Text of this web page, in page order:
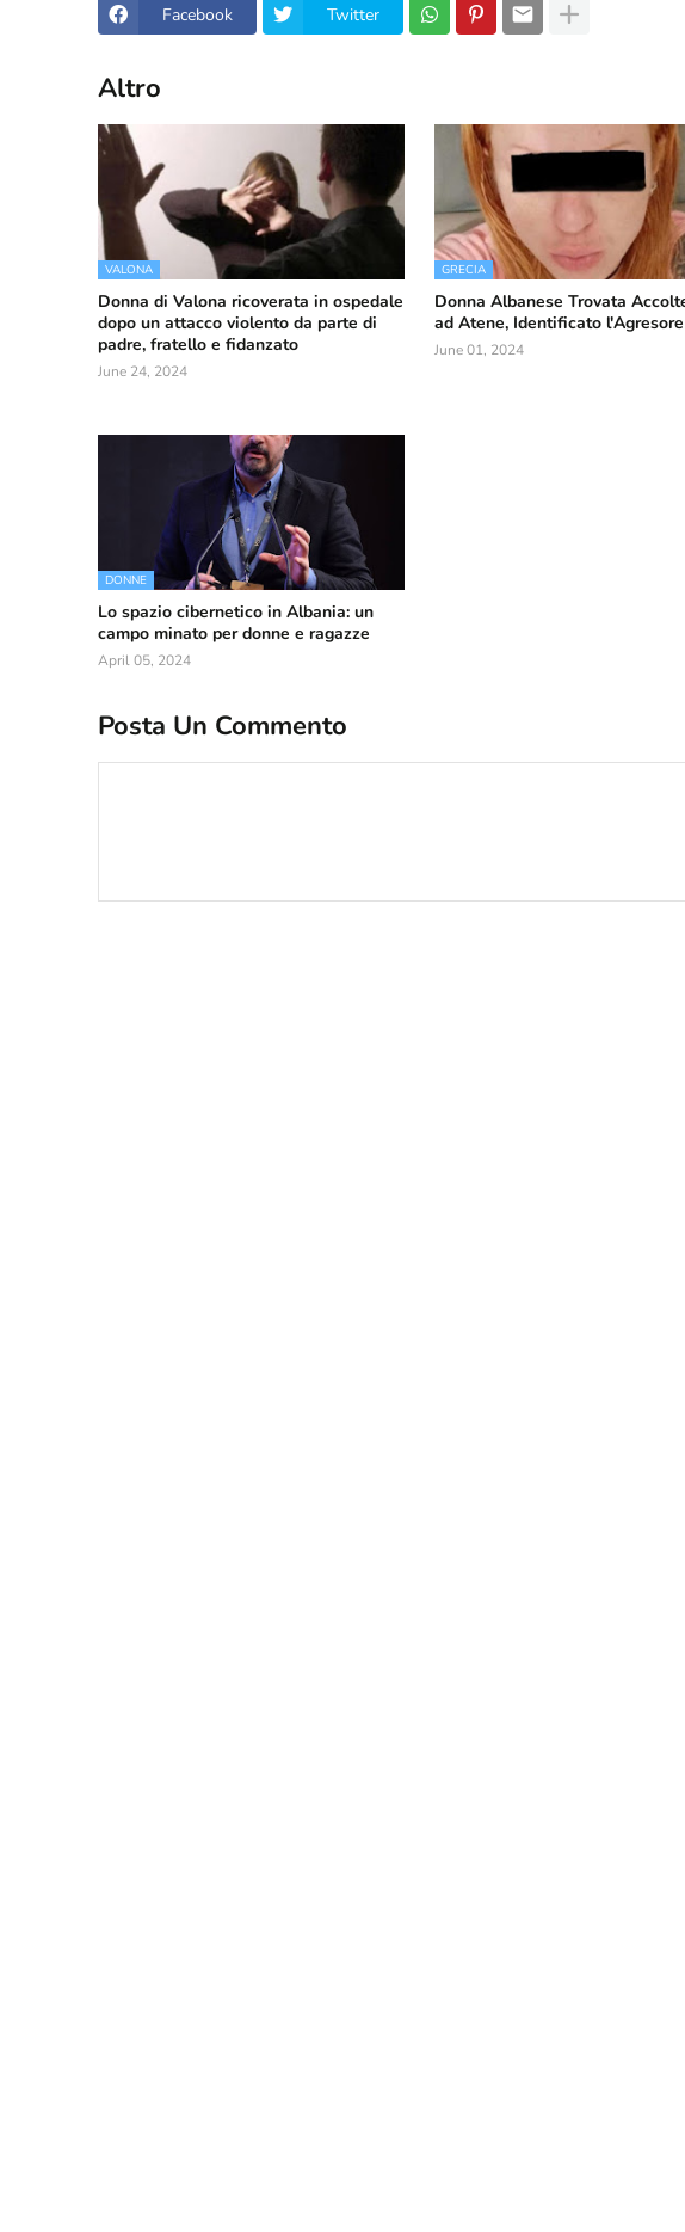
Facebook Twitter
Altro
VALONA
Donna di Valona ricoverata in ospedale
dopo un attacco violento da parte di
padre, fratello e fidanzato
June 24, 2024
GRECIA
Donna Albanese Trovata
ad Atene, Identificato l'Agresore
June 01, 2024
DONNE
Lo spazio cibernetico in Albania: un
campo minato per donne e ragazze
April 05, 2024
Posta Un Commento